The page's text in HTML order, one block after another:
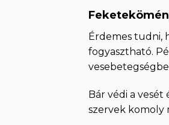
Érdemes tudni,
fogyasztható.
Bár védi a vesét
szervek komoly